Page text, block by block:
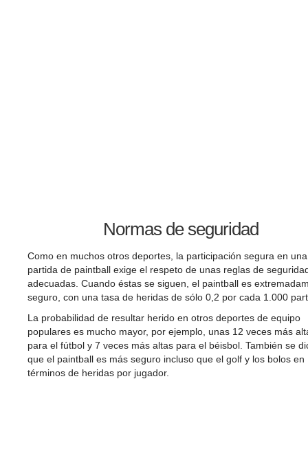
Normas de seguridad
Como en muchos otros deportes, la participación segura en una
partida de paintball exige el respeto de unas reglas de
adecuadas. Cuando éstas se siguen, el paintball es
seguro, con una tasa de heridas de sólo 0,2 por cada 1.000
La probabilidad de resultar herido en otros deportes de equipo
populares es mucho mayor, por ejemplo, unas 12 veces más
para el fútbol y 7 veces más altas para el béisbol. También se
que el paintball es más seguro incluso que el golf y los bolos en
términos de heridas por jugador.